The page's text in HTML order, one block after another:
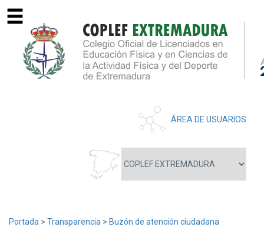
ÁREA DE USUARIOS
Portada > Transparencia > Buzón de atención ciudadana